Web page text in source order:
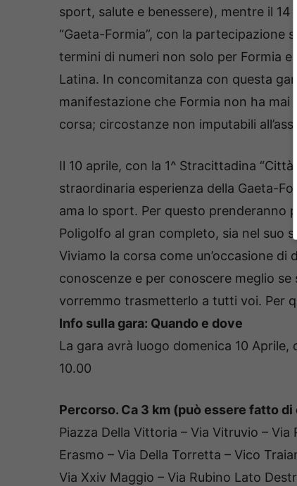
sport, salute e benessere), mentre il 14
“Gaeta-Formia”, con la partecipazione
termini di numeri non solo per Formia e
Latina. In concomitanza con questa
manifestazione che Formia non ha
corsa; circostanze non imputabili
Il 10 aprile, con la 1^ Stracittadina
straordinaria esperienza della Gaeta-
ama lo sport. Per questo prenderanno
Poligolfo al gran completo, sia nel suo
Viviamo la corsa come un’occasione
conoscenze e per conoscere meglio
vorremmo trasmetterlo a tutti voi. Per
Info sulla gara: Quando e dove
La gara avrà luogo domenica 10
10.00
Percorso. Ca 3 km (può essere fatto di
Piazza Della Vittoria – Via Vitruvio – Via
Erasmo – Via Della Torretta – Vico
Via Xxiv Maggio – Via Rubino Lato